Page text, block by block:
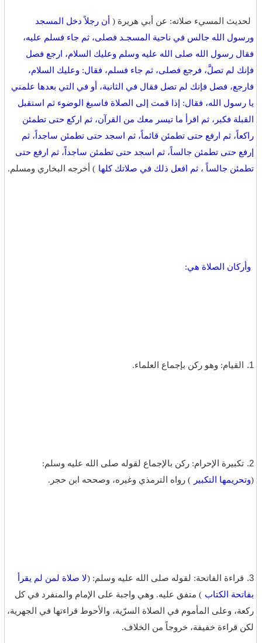
لحديث المسيء صلاته: عن أبي هريرة ( أن رجلاً دخل المسجد
ورسول الله جالس في ناحية المسجـد فصلى، ثم جاء فسلم عليه،
فقال رسول الله صلى الله عليه وسلم وعليك السلام، ارجع فصل
فإنك لم تصلَّ، فرجع فصلى، ثم جاء فسلم، فقال: وعليك السلام،
فارجع، فصل فإنك لم تصل فقال في الثانية، أو في التي بعدها علمني
يا رسول الله، فقال: إذا قمت إلى الصلاة فاسبغ الوضوء ثم استقبل
القبلة فكبر، ثم اقرأ ما تيسر معك من القرآن، ثم اركع حتى تطمئن
راكعاً، ثم ارفع حتى تطمئن قائماً، ثم اسجد حتى تطمئن ساجداً، ثم
إرفع حتى تطمئن جالساً، ثم اسجد حتى تطمئن ساجداً، ثم ارفع حتى
تطمئن جالساً ، ثم افعل ذلك في صلاتك كلها ) أخرجه البخاري ومسلم.‏
وأركان الصلاة هي:
1. القيام: وهو ركن بإجماع العلماء.‏
‎2. تكبيرة الإحرام: ركن بالإجماع لقوله صلى الله عليه وسلم:
(وتحريمها التكبير ) رواه الترمذي وغيره، وصححه ابن حجر.‏
3. قراءة الفاتحة: لقوله صلى الله عليه وسلم: (لا صلاة لمن لم يقرأ
بفاتحة الكتاب ) متفق عليه. وهي واجبة على الإمام والمنفرد في كل
ركعة، وعلى المأموم في الصلاة السرّية، والأحوط قراءتها في الجهرية،
لكن قراءة خفيفة، خروجاً من الخلاف.‏